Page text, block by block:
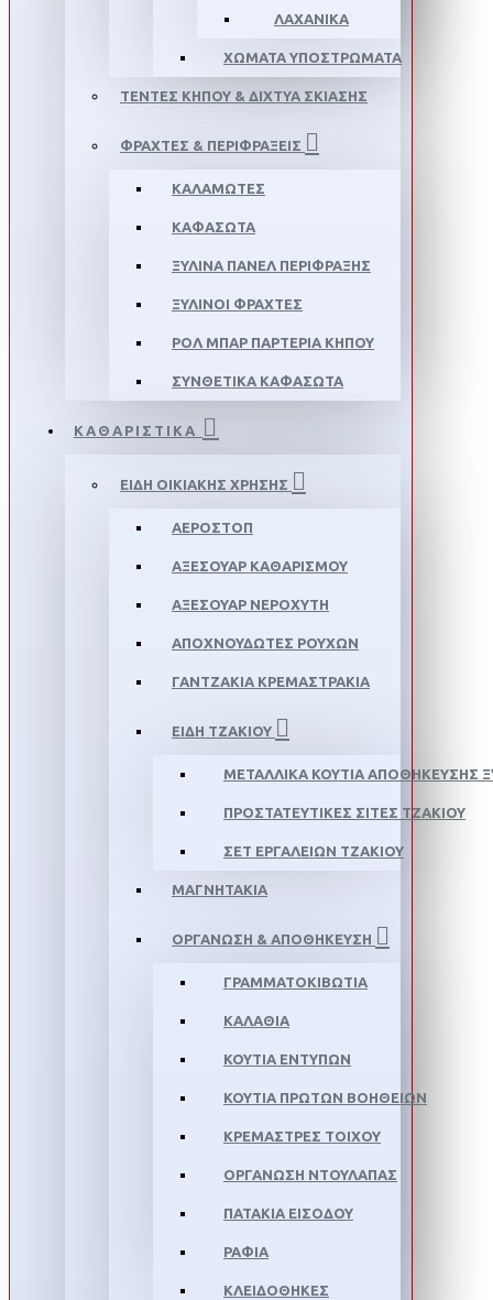
ΛΑΧΑΝΙΚΆ
ΧΏΜΑΤΑ ΥΠΟΣΤΡΏΜΑΤΑ
ΤΈΝΤΕΣ ΚΉΠΟΥ & ΔΊΧΤΥΑ ΣΚΊΑΣΗΣ
ΦΡΆΧΤΕΣ & ΠΕΡΙΦΡΆΞΕΙΣ
ΚΑΛΑΜΩΤΈΣ
ΚΑΦΑΣΩΤΆ
ΞΎΛΙΝΑ ΠΆΝΕΛ ΠΕΡΊΦΡΑΞΗΣ
ΞΎΛΙΝΟΙ ΦΡΆΧΤΕΣ
ΡΟΛ ΜΠΑΡ ΠΑΡΤΈΡΙΑ ΚΉΠΟΥ
ΣΥΝΘΕΤΙΚΆ ΚΑΦΑΣΩΤΆ
ΚΑΘΑΡΙΣΤΙΚΑ
ΕΊΔΗ ΟΙΚΙΑΚΉΣ ΧΡΉΣΗΣ
ΑΕΡΟΣΤΌΠ
ΑΞΕΣΟΥΆΡ ΚΑΘΑΡΙΣΜΟΎ
ΑΞΕΣΟΥΆΡ ΝΕΡΟΧΎΤΗ
ΑΠΟΧΝΟΥΔΩΤΈΣ ΡΟΎΧΩΝ
ΓΑΝΤΖΆΚΙΑ ΚΡΕΜΑΣΤΡΆΚΙΑ
ΕΊΔΗ ΤΖΑΚΙΟΎ
ΜΕΤΑΛΛΙΚΆ ΚΟΥΤΙΆ ΑΠΟΘΉΚΕΥΣΗΣ
ΠΡΟΣΤΑΤΕΥΤΙΚΈΣ ΣΊΤΕΣ ΤΖΑΚΙΟΎ
ΣΕΤ ΕΡΓΑΛΕΊΩΝ ΤΖΑΚΙΟΎ
ΜΑΓΝΗΤΆΚΙΑ
ΟΡΓΆΝΩΣΗ & ΑΠΟΘΉΚΕΥΣΗ
ΓΡΑΜΜΑΤΟΚΙΒΏΤΙΑ
ΚΑΛΆΘΙΑ
ΚΟΥΤΙΆ ΕΝΤΎΠΩΝ
ΚΟΥΤΙΆ ΠΡΏΤΩΝ ΒΟΗΘΕΙΏΝ
ΚΡΕΜΆΣΤΡΕΣ ΤΟΊΧΟΥ
ΟΡΓΆΝΩΣΗ ΝΤΟΥΛΆΠΑΣ
ΠΑΤΆΚΙΑ ΕΙΣΌΔΟΥ
ΡΆΦΙΑ
ΚΛΕΙΔΟΘΉΚΕΣ